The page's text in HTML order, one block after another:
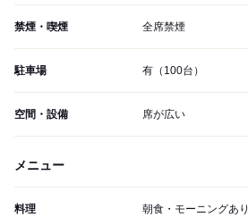
禁煙・喫煙 全席禁煙
駐車場 有（100台）
空間・設備 席が広い
メニュー
料理 朝食・モーニングあり